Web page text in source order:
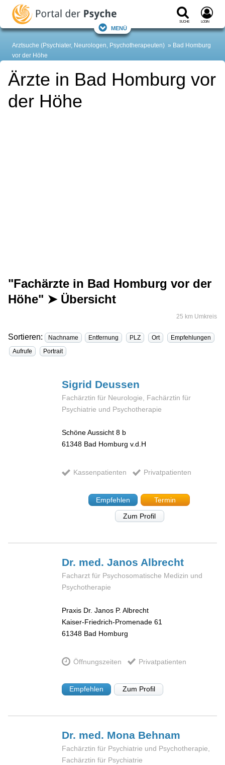
Suche Login
Menü
Arztsuche (Psychiater, Neurologen, Psychotherapeuten)
Bad Homburg
vor der Höhe
Ärzte in Bad Homburg vor
der Höhe
"Fachärzte in Bad Homburg vor der
Höhe" ➤ Übersicht
25 km Umkreis
Sortieren: Nachname Entfernung PLZ Ort
Empfehlungen
Aufrufe
Portrait
Sigrid Deussen
Fachärztin für Neurologie, Fachärztin für
Psychiatrie und Psychotherapie
Schöne Aussicht 8 b
61348 Bad Homburg v.d.H
Kassenpatienten Privatpatienten
Empfehlen
Termin
Zum Profil
Dr. med. Janos Albrecht
Facharzt für Psychosomatische Medizin und
Psychotherapie
Praxis Dr. Janos P. Albrecht
Kaiser-Friedrich-Promenade 61
61348 Bad Homburg
Öffnungszeiten Privatpatienten
Empfehlen Zum Profil
Dr. med. Mona Behnam
Fachärztin für Psychiatrie und Psychotherapie,
Fachärztin für Psychiatrie